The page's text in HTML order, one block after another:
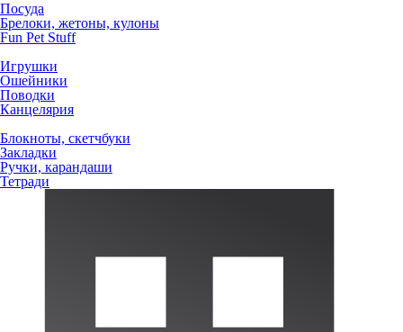
Посуда
Брелоки, жетоны, кулоны
Fun Pet Stuff
Игрушки
Ошейники
Поводки
Канцелярия
Блокноты, скетчбуки
Закладки
Ручки, карандаши
Тетради